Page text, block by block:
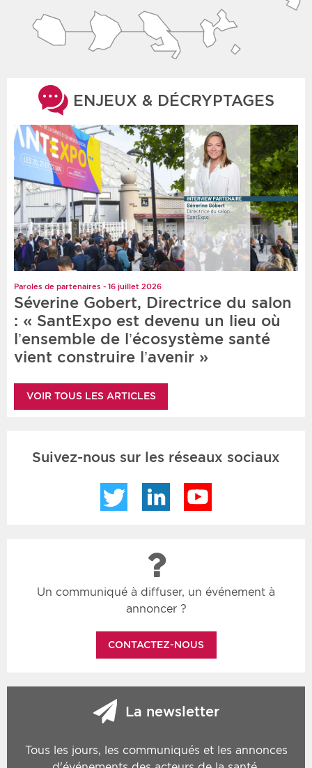
ENJEUX & DÉCRYPTAGES
Paroles de partenaires - 16 juillet 2026
Séverine Gobert, Directrice du salon
: « SantExpo est devenu un lieu où
l’ensemble de l’écosystème santé
vient construire l’avenir »
VOIR TOUS LES ARTICLES
Suivez-nous sur les réseaux sociaux
Twitter LinkedIn
Un communiqué à diffuser, un événement à
annoncer ?
CONTACTEZ-NOUS
La newsletter
Tous les jours, les communiqués et les annonces